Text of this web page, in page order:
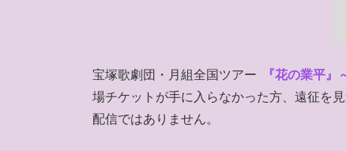
宝塚歌劇団・月組全国ツアー 『花の業平』
場チケットが手に入らなかった方、遠征を
配信ではありません。